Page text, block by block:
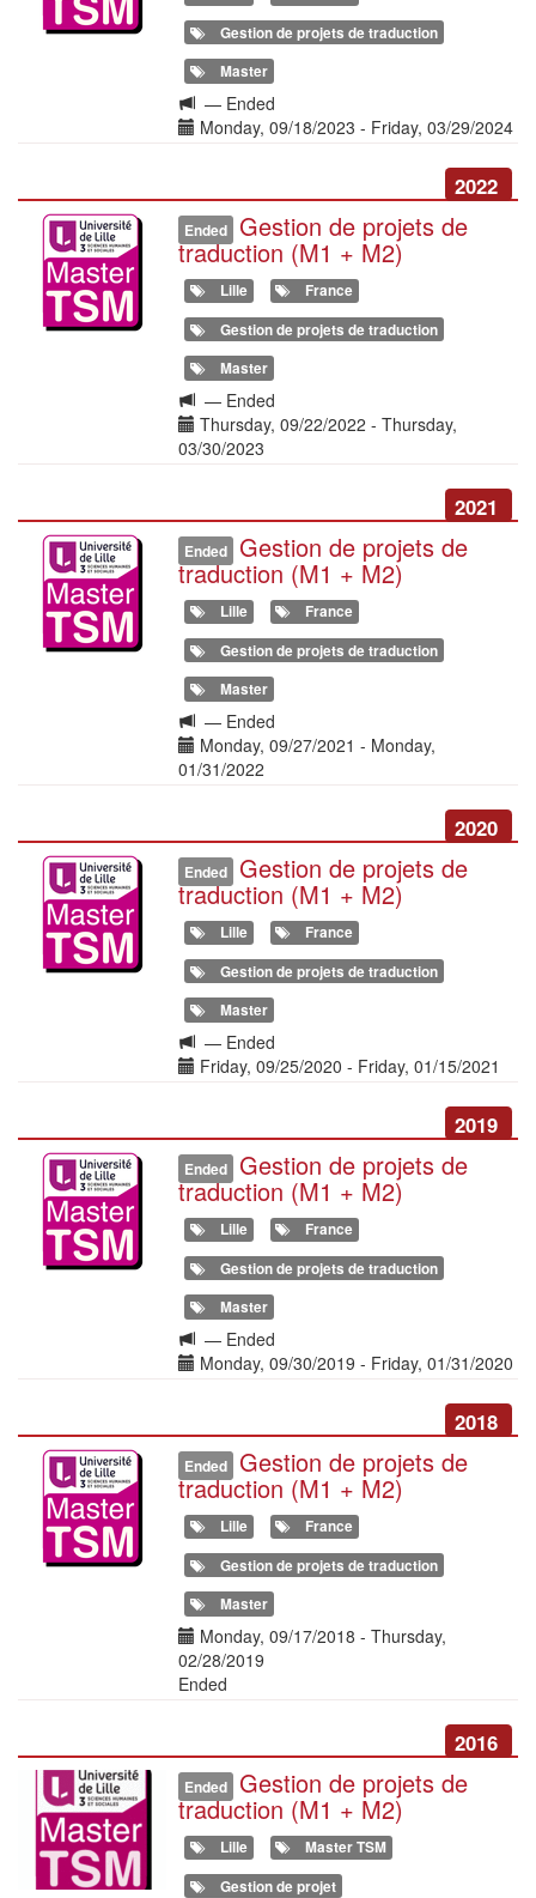
Gestion de projets de traduction
Master
Langue
de
—
Date(s)
Monday, 09/18/2023 - Friday, 03/29/2024
Ended
2022
Illustration Ended Gestion de projets de
traduction (M1 + M2)
Lille
France
Gestion de projets de traduction
Master
Langue
de
la
—
Date(s)
Thursday, 09/22/2022 - Thursday,
03/30/2023
Ended
2021
Illustration Ended Gestion de projets de
traduction (M1 + M2)
Lille
France
Gestion de projets de traduction
Master
Langue
de
la
—
Date(s)
Monday, 09/27/2021 - Monday,
01/31/2022
Ended
2020
Illustration Ended Gestion de projets de
traduction (M1 + M2)
Lille
France
Gestion de projets de traduction
Master
Langue
de
—
Date(s)
Friday, 09/25/2020 - Friday, 01/15/2021
Ended
2019
Illustration Ended Gestion de projets de
traduction (M1 + M2)
Lille
France
Gestion de projets de traduction
Master
Langue
de
—
Date(s)
Monday, 09/30/2019 - Friday, 01/31/2020
Ended
2018
Illustration Ended Gestion de projets de
traduction (M1 + M2)
Lille
France
Gestion de projets de traduction
Master
Date(s)
Monday, 09/17/2018 - Thursday,
02/28/2019
Ended
2016
Illustration Ended Gestion de projets de
traduction (M1 + M2)
Lille
Master TSM
Gestion de projet